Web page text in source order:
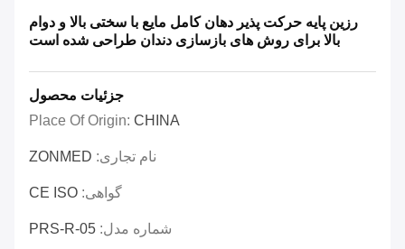
رزین پایه حرکت پذیر دهان کامل مایع با سختی بالا و دوام
بالا برای روش های بازسازی دندان طراحی شده است
جزئیات محصول
Place Of Origin: CHINA
نام تجاری: ZONMED
گواهی: CE ISO
شماره مدل: PRS-R-05